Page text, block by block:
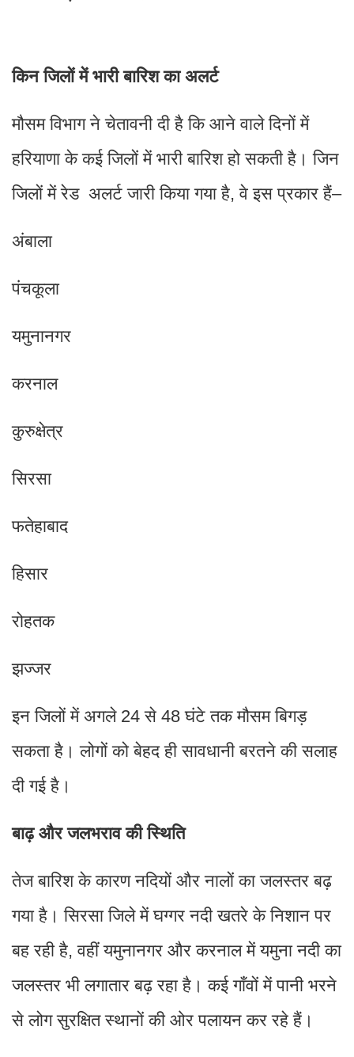
किन जिलों में भारी बारिश का अलर्ट
मौसम विभाग ने चेतावनी दी है कि आने वाले दिनों में
हरियाणा के कई जिलों में भारी बारिश हो सकती है। जिन
जिलों में रेड अलर्ट जारी किया गया है, वे इस प्रकार हैं–
अंबाला
पंचकूला
यमुनानगर
करनाल
कुरुक्षेत्र
सिरसा
फतेहाबाद
हिसार
रोहतक
झज्जर
इन जिलों में अगले 24 से 48 घंटे तक मौसम बिगड़
सकता है। लोगों को बेहद ही सावधानी बरतने की सलाह
दी गई है।
बाढ़ और जलभराव की स्थिति
तेज बारिश के कारण नदियों और नालों का जलस्तर बढ़
गया है। सिरसा जिले में घग्गर नदी खतरे के निशान पर
बह रही है, वहीं यमुनानगर और करनाल में यमुना नदी का
जलस्तर भी लगातार बढ़ रहा है। कई गाँवों में पानी भरने
से लोग सुरक्षित स्थानों की ओर पलायन कर रहे हैं।